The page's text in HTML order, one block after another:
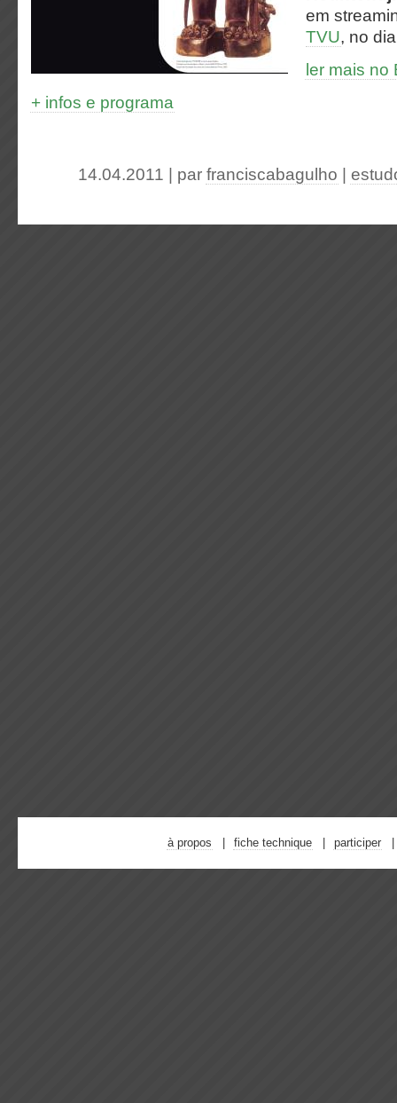
em
TVU, no
ler mais no
+ infos e programa
14.04.2011 | par franciscabagulho
à propos fiche technique participer